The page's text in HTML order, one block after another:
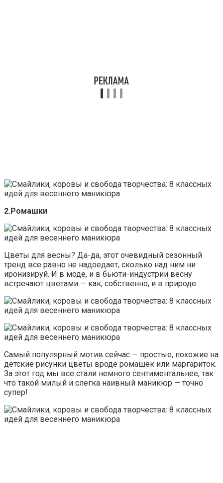
2.Ромашки
Цветы для весны? Да-да, этот очевидный сезонный
тренд все равно не надоедает, сколько над ним ни
иронизируй. И в моде, и в бьюти-индустрии весну
встречают цветами — как, собственно, и в природе.
Самый популярный мотив сейчас — простые, похожие на
детские рисунки цветы вроде ромашек или маргариток.
За этот год мы все стали немного сентиментальнее, так
что такой милый и слегка наивный маникюр — точно
супер!